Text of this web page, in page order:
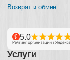
Возврат и обмен
Услуги